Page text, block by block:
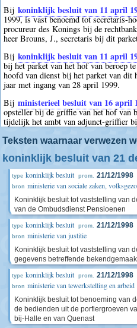
Bij koninklijk besluit van 11 april
1999, is vast benoemd tot secretaris-
procureur des Konings bij de
heer Brouns, J., secretaris bij dit
Bij koninklijk besluit van 11 april
bij het parket van het hof van beroep
hoofd van dienst bij het parket van
jaar met ingang van 28 april 1999.
Bij ministerieel besluit van 16 april
opsteller bij de griffie van het hof van
tijdelijk het ambt van adjunct-griffier
Teksten waarnaar verwezen
koninklijk besluit van 21
type koninklijk besluit prom. 21/12/1998
bron ministerie van sociale zaken,
Koninklijk besluit tot vaststelling van
van de Ombudsdienst Pensioenen
type koninklijk besluit prom. 21/12/1998
bron ministerie van justitie
Koninklijk besluit tot vaststelling van
gegevens betreffende
type koninklijk besluit prom. 21/12/1998
bron ministerie van tewerkstelling en arbeid
Koninklijk besluit tot benoeming van
de bedienden uit de porfiergroeven
bij-Halle en van Quenast